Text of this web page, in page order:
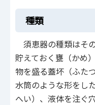
種類
須恵器の種類はそ
貯えておく甕（かめ
物を盛る蓋坏（ふた
水筒のような形をし
へい）、液体を注ぐ